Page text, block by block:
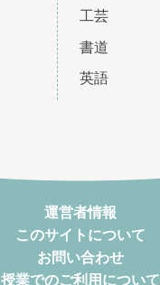
工芸
書道
英語
運営者情報
このサイトについて
お問い合わせ
授業でのご利用について